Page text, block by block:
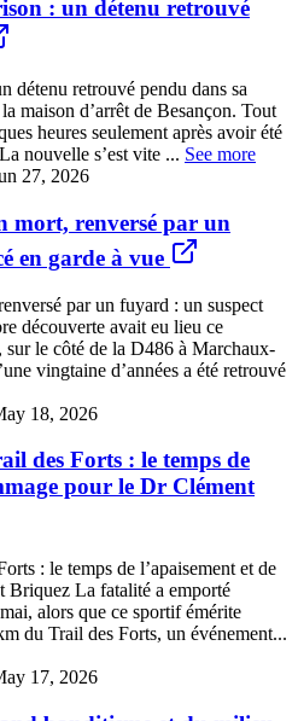
: un détenu retrouvé
détenu retrouvé pendu dans sa
maison d’arrêt de Besançon. Tout
heures seulement après avoir été
nouvelle s’est vite ... See more
27, 2026
mort, renversé par un
en garde à vue
par un fuyard : un suspect
découverte avait eu lieu ce
le côté de la D486 à Marchaux-
vingtaine d’années a été retrouvé
18, 2026
des Forts : le temps de
pour le Dr Clément
: le temps de l’apaisement et de
Briquez La fatalité a emporté
alors que ce sportif émérite
du Trail des Forts, un événement...
17, 2026